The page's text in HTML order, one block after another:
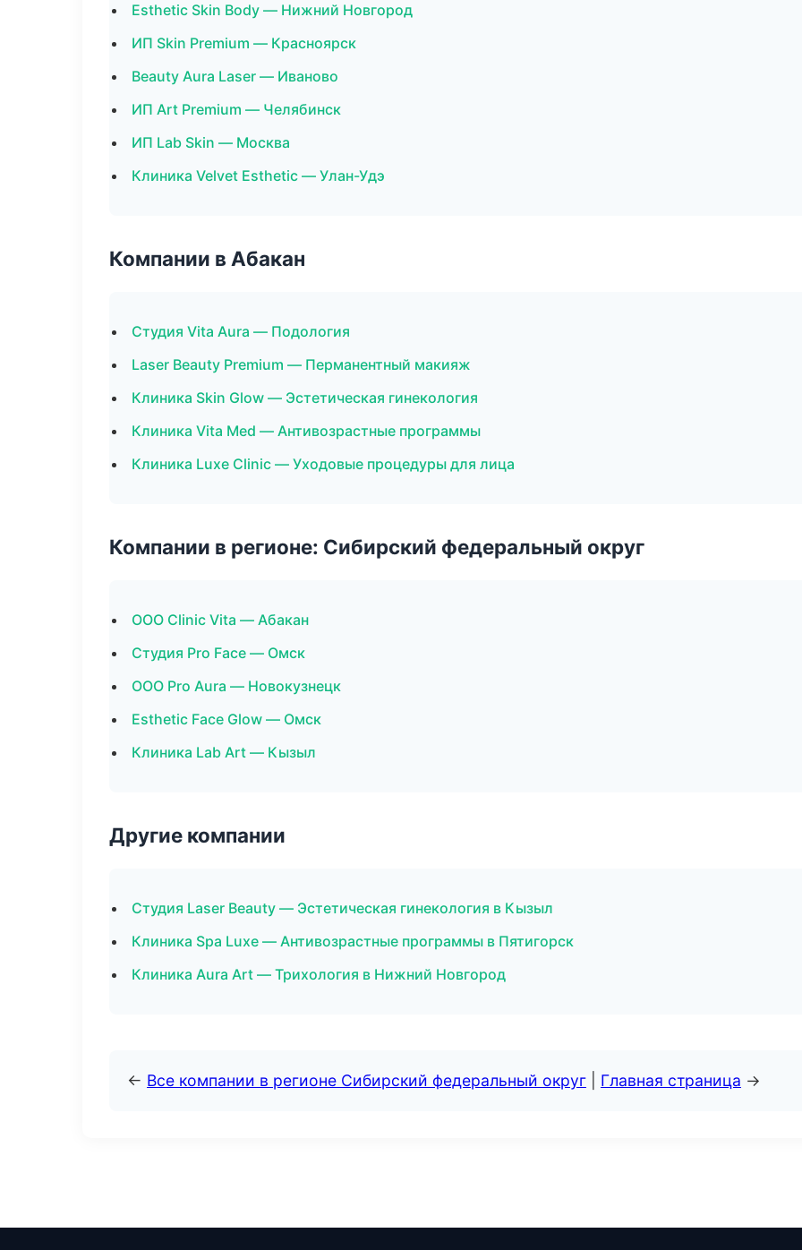
Esthetic Skin Body — Нижний Новгород
ИП Skin Premium — Красноярск
Beauty Aura Laser — Иваново
ИП Art Premium — Челябинск
ИП Lab Skin — Москва
Клиника Velvet Esthetic — Улан-Удэ
Компании в Абакан
Студия Vita Aura — Подология
Laser Beauty Premium — Перманентный макияж
Клиника Skin Glow — Эстетическая гинекология
Клиника Vita Med — Антивозрастные программы
Клиника Luxe Clinic — Уходовые процедуры для лица
Компании в регионе: Сибирский федеральный округ
ООО Clinic Vita — Абакан
Студия Pro Face — Омск
ООО Pro Aura — Новокузнецк
Esthetic Face Glow — Омск
Клиника Lab Art — Кызыл
Другие компании
Студия Laser Beauty — Эстетическая гинекология в Кызыл
Клиника Spa Luxe — Антивозрастные программы в Пятигорск
Клиника Aura Art — Трихология в Нижний Новгород
← Все компании в регионе Сибирский федеральный округ Главная страница →